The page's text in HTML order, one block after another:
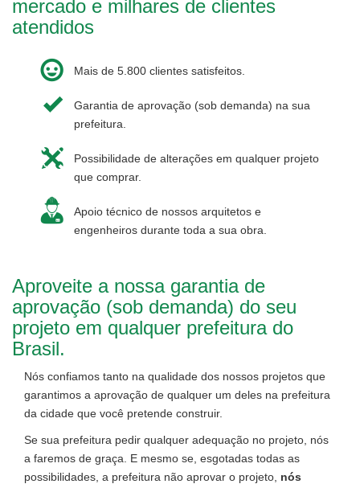
mercado e milhares de clientes
atendidos
Mais de 5.800 clientes satisfeitos.
Garantia de aprovação (sob demanda) na sua
prefeitura.
Possibilidade de alterações em qualquer projeto
que comprar.
Apoio técnico de nossos arquitetos e
engenheiros durante toda a sua obra.
Aproveite a nossa garantia de
aprovação (sob demanda) do seu
projeto em qualquer prefeitura do
Brasil.
Nós confiamos tanto na qualidade dos nossos projetos que
garantimos a aprovação de qualquer um deles na prefeitura
da cidade que você pretende construir.
Se sua prefeitura pedir qualquer adequação no projeto, nós
a faremos de graça. E mesmo se, esgotadas todas as
possibilidades, a prefeitura não aprovar o projeto, nós